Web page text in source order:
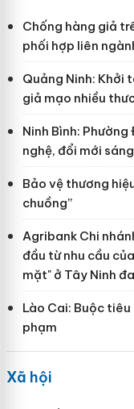
Chống hàng giả
phối hợp liên
Quảng Ninh: Khởi
giả mạo nhiều
Ninh Bình:
nghệ, đổi mới
Bảo vệ thương
chuồng”
Agribank Chi
đầu từ nhu cầu
mặt" ở Tây Ninh
Lào Cai: Buộc
phạm
Xã hội